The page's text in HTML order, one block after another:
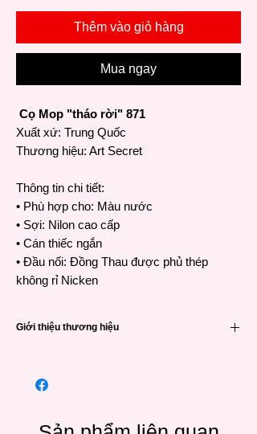
Thêm vào giỏ hàng
Mua ngay
Cọ Mop "tháo rời" 871
Xuất xứ: Trung Quốc
Thương hiệu: Art Secret
Thông tin chi tiết:
• Phù hợp cho: Màu nước
• Sợi: Nilon cao cấp
• Cán thiếc ngắn
• Đầu nối: Đồng Thau được phủ thép
không rỉ Nicken
Giới thiệu thương hiệu
ưa chuộng và tin dùng bởi các họa sĩ khắp
Châu Âu và các quốc gia Đông Nam Á